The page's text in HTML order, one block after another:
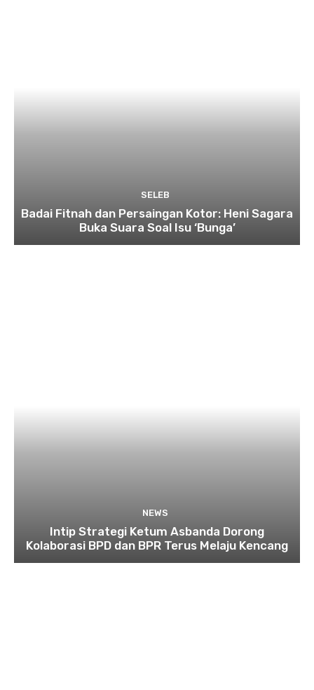
SELEB
Badai Fitnah dan Persaingan Kotor: Heni Sagara
Buka Suara Soal Isu ‘Bunga’
NEWS
Intip Strategi Ketum Asbanda Dorong
Kolaborasi BPD dan BPR Terus Melaju Kencang